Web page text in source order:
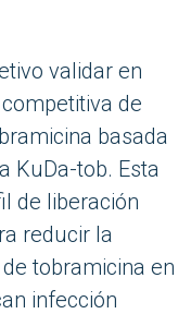
validar en
de
basada
KuDa-tob. Esta
de liberación
reducir la
tobramicina en
infección